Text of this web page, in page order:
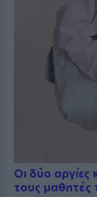
Οι δύο αργίες
τους μαθητές